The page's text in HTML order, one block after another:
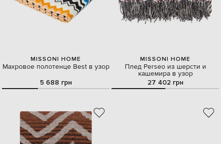
MISSONI HOME
Махровое полотенце Best в узор
5 688 грн
MISSONI HOME
Плед Perseo из шерсти и
кашемира в узор
27 402 грн